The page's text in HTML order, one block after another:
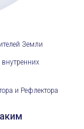
Земли
и Рефлектора